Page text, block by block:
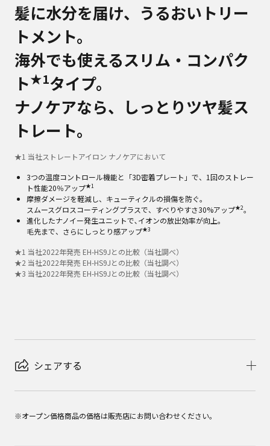
髪に水分を届け、うるおいトリー
トメント。
海外でも使えるスリム・コンパク
ト★1タイプ。
ナノケアなら、しっとりツヤ髪ス
トレート。
★1 当社ストレートアイロン ナノケアにおいて
3つの温度コントロール機能と「3D密着プレート」で、1回のストレー
ト性能20％アップ★1
摩擦ダメージを軽減し、キューティクルの損傷を防ぐ。
スムースグロスコーティングプラスで、すべりやすさ30%アップ★2。
進化したナノイー発生ユニットで､イオンの放出効率が向上。
毛先まで、さらにしっとり感アップ★3
★1 当社2022年発売 EH-HS9Jとの比較（当社調べ）
★2 当社2022年発売 EH-HS9Jとの比較（当社調べ）
★3 当社2022年発売 EH-HS9Jとの比較（当社調べ）
シェアする
※オープン価格商品の価格は販売店にお問い合わせください。